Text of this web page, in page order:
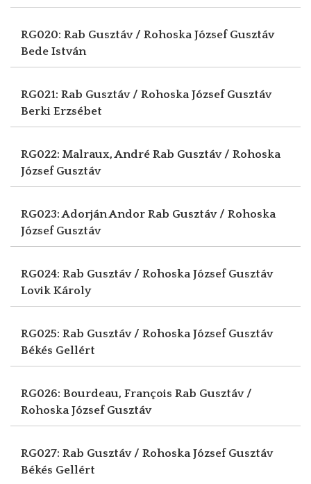
RG020: Rab Gusztáv / Rohoska József Gusztáv
Bede István
RG021: Rab Gusztáv / Rohoska József Gusztáv
Berki Erzsébet
RG022: Malraux, André Rab Gusztáv / Rohoska
József Gusztáv
RG023: Adorján Andor Rab Gusztáv / Rohoska
József Gusztáv
RG024: Rab Gusztáv / Rohoska József Gusztáv
Lovik Károly
RG025: Rab Gusztáv / Rohoska József Gusztáv
Békés Gellért
RG026: Bourdeau, François Rab Gusztáv /
Rohoska József Gusztáv
RG027: Rab Gusztáv / Rohoska József Gusztáv
Békés Gellért